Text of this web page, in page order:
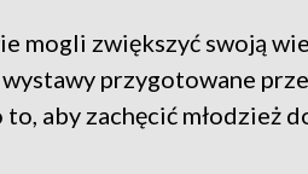
mogli zwiększyć swoją
przygotowane
aby zachęcić młodzież